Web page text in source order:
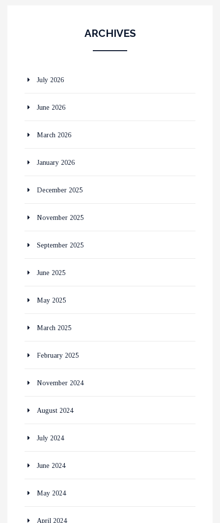
ARCHIVES
July 2026
June 2026
March 2026
January 2026
December 2025
November 2025
September 2025
June 2025
May 2025
March 2025
February 2025
November 2024
August 2024
July 2024
June 2024
May 2024
April 2024